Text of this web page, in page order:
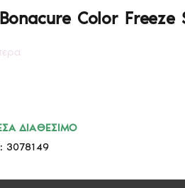
Color Freeze
ΔΙΑΘΈΣΙΜΟ
3078149